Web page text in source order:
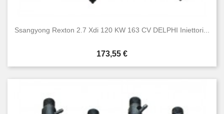
Ssangyong Rexton 2.7 Xdi 120 KW 163 CV DELPHI Iniettori...
Prezzo
173,55 €